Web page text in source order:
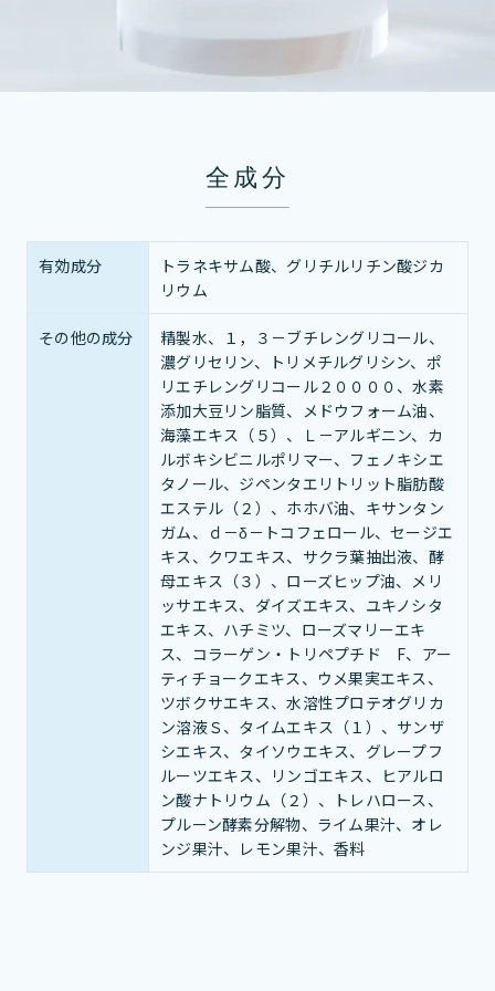
全成分
有効成分
トラネキサム酸、グリチルリチン酸ジカ
リウム
その他の成分
精製水、１，３－ブチレングリコール、
濃グリセリン、トリメチルグリシン、ポ
リエチレングリコール２００００、水素
添加大豆リン脂質、メドウフォーム油、
海藻エキス（５）、Ｌ－アルギニン、カ
ルボキシビニルポリマー、フェノキシエ
タノール、ジペンタエリトリット脂肪酸
エステル（２）、ホホバ油、キサンタン
ガム、ｄ－δ－トコフェロール、セージエ
キス、クワエキス、サクラ葉抽出液、酵
母エキス（３）、ローズヒップ油、メリ
ッサエキス、ダイズエキス、ユキノシタ
エキス、ハチミツ、ローズマリーエキ
ス、コラーゲン・トリペプチド F、アー
ティチョークエキス、ウメ果実エキス、
ツボクサエキス、水溶性プロテオグリカ
ン溶液Ｓ、タイムエキス（１）、サンザ
シエキス、タイソウエキス、グレープフ
ルーツエキス、リンゴエキス、ヒアルロ
ン酸ナトリウム（２）、トレハロース、
プルーン酵素分解物、ライム果汁、オレ
ンジ果汁、レモン果汁、香料